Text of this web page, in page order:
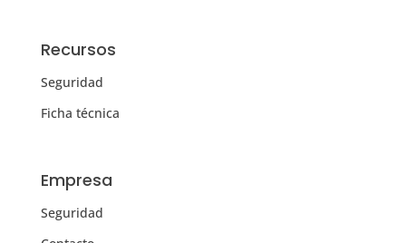
Recursos
Seguridad
Ficha técnica
Empresa
Seguridad